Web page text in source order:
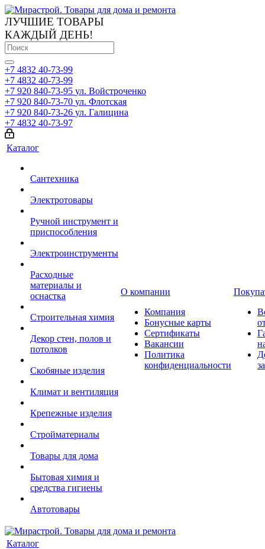
ЛУЧШИЕ ТОВАРЫ
КАЖДЫЙ ДЕНЬ!
+7 4832 40-73-99
+7 4832 40-73-99
+7 920 840-73-95 ул. Войстроченко
+7 920 840-73-70 ул. Флотская
+7 920 840-73-26 ул. Галицина
+7 4832 40-73-97
Каталог
Сантехника
Электротовары
Ручной инструмент и
приспособления
Электроинструменты
Расходные
материалы и
оснастка
Строительная химия
Декор стен, полов и
потолков
Скобяные изделия
Климат и вентиляция
Крепежные изделия
Стройматериалы
Товары для дома
Бытовая химия и
средства гигиены
Автотовары
О компании
Компания
Бонусные карты
Сертификаты
Вакансии
Политика
конфиденциальности
Каталог